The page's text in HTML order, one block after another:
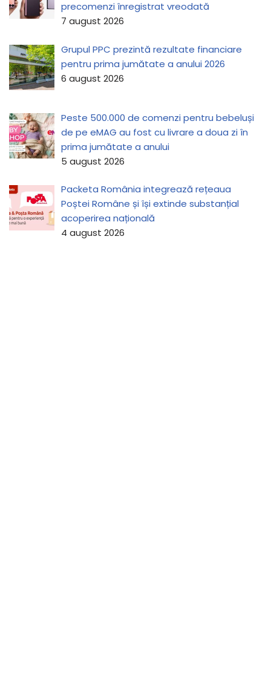
precomenzi înregistrat vreodată
7 august 2026
Grupul PPC prezintă rezultate financiare
pentru prima jumătate a anului 2026
6 august 2026
Peste 500.000 de comenzi pentru bebeluși
de pe eMAG au fost cu livrare a doua zi în
prima jumătate a anului
5 august 2026
Packeta România integrează rețeaua
Poștei Române și își extinde substanțial
acoperirea națională
4 august 2026